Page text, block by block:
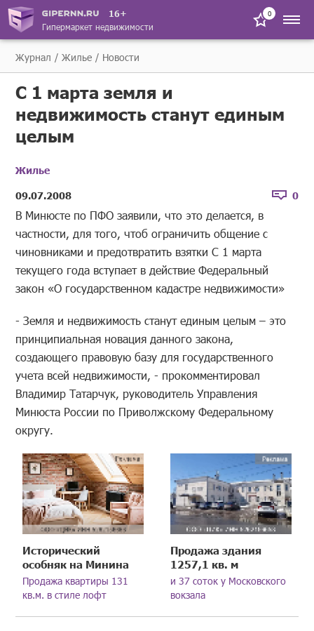
16+
Гипермаркет недвижимости
0
Журнал Жилье Новости
С 1 марта земля и
недвижимость станут единым
целым
Жилье
09.07.2008
0
В Минюсте по ПФО заявили, что это делается, в
частности, для того, чтоб ограничить общение с
чиновниками и предотвратить взятки С 1 марта
текущего года вступает в действие Федеральный
закон «О государственном кадастре недвижимости»
- Земля и недвижимость станут единым целым – это
принципиальная новация данного закона,
создающего правовую базу для государственного
учета всей недвижимости, - прокомментировал
Владимир Татарчук, руководитель Управления
Минюста России по Приволжскому Федеральному
округу.
Исторический
особняк на Минина
Продажа квартиры 131
кв.м. в стиле лофт
Продажа здания
1257,1 кв. м
и 37 соток у Московского
вокзала